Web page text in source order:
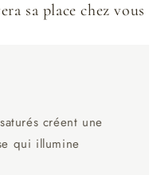
sa place chez vous
créent une
qui illumine